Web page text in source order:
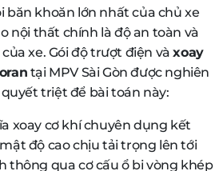
băn khoăn lớn nhất của chủ xe
nội thất chính là độ an toàn và
xe. Gói độ trượt điện vàxoay
tại MPV Sài Gòn được nghiên
triệt để bài toán này:
xoay cơ khí chuyên dụng kết
độ cao chịu tải trọng lên tới
thông qua cơ cấu ổ bi vòng khép